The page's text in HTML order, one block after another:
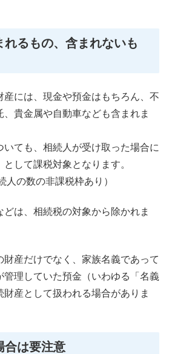
れるもの、含まれないも
産には、現金や預金はもちろん、不
貴金属や自動車なども含まれま
いても、相続人が受け取った場合に
して課税対象となります。
人の数の非課税枠あり）
は、相続税の対象から除かれま
財産だけでなく、家族名義であって
管理していた預金（いわゆる「名義
産として扱われる場合がありま
合は要注意